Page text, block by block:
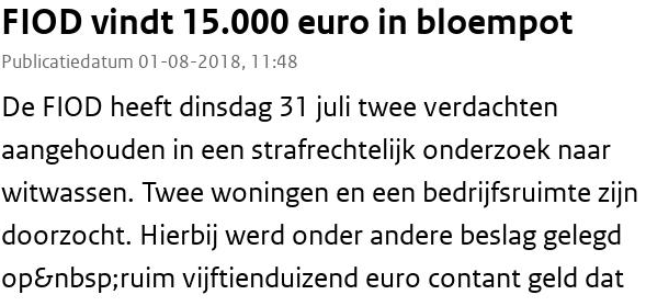
FIOD vindt 15.000 euro in bloempot
Publicatiedatum 01-08-2018, 11:48
De FIOD heeft dinsdag 31 juli twee verdachten
aangehouden in een strafrechtelijk onderzoek naar
witwassen. Twee woningen en een bedrijfsruimte zijn
doorzocht. Hierbij werd onder andere beslag gelegd
op&nbsp;ruim vijftienduizend euro contant geld dat